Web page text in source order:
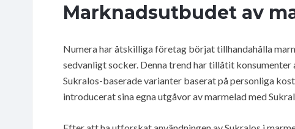
Marknadsutbudet av
Numera har åtskilliga företag börjat tillhandahålla
sedvanligt socker. Denna trend har tillåtit
Sukralos-baserade varianter baserat på personliga
introducerat sina egna utgåvor av marmelad med